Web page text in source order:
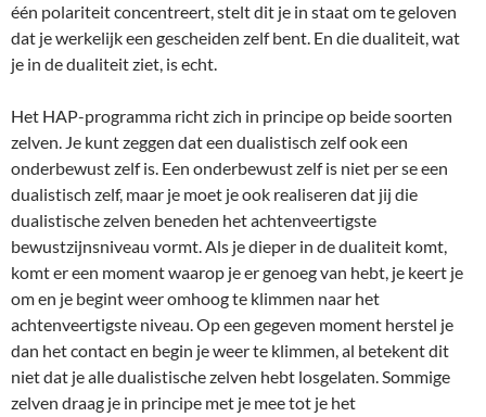
één polariteit concentreert, stelt dit je in staat om te geloven
dat je werkelijk een gescheiden zelf bent. En die dualiteit, wat
je in de dualiteit ziet, is echt.
Het HAP-programma richt zich in principe op beide soorten
zelven. Je kunt zeggen dat een dualistisch zelf ook een
onderbewust zelf is. Een onderbewust zelf is niet per se een
dualistisch zelf, maar je moet je ook realiseren dat jij die
dualistische zelven beneden het achtenveertigste
bewustzijnsniveau vormt. Als je dieper in de dualiteit komt,
komt er een moment waarop je er genoeg van hebt, je keert je
om en je begint weer omhoog te klimmen naar het
achtenveertigste niveau. Op een gegeven moment herstel je
dan het contact en begin je weer te klimmen, al betekent dit
niet dat je alle dualistische zelven hebt losgelaten. Sommige
zelven draag je in principe met je mee tot je het